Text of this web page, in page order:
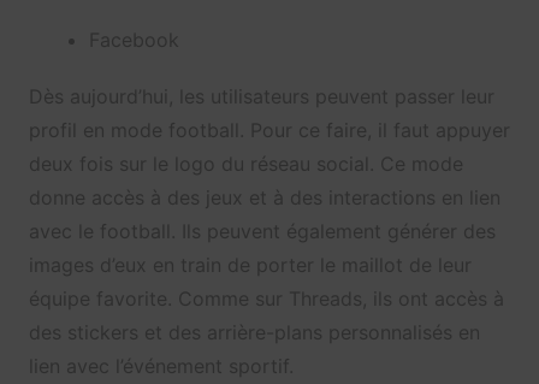
Facebook
Dès aujourd’hui, les utilisateurs peuvent passer leur
profil en mode football. Pour ce faire, il faut appuyer
deux fois sur le logo du réseau social. Ce mode
donne accès à des jeux et à des interactions en lien
avec le football. Ils peuvent également générer des
images d’eux en train de porter le maillot de leur
équipe favorite. Comme sur Threads, ils ont accès à
des stickers et des arrière-plans personnalisés en
lien avec l’événement sportif.